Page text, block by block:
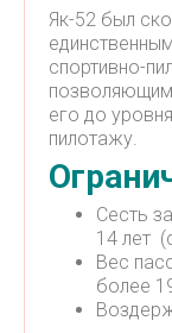
Як-52 был
спортивно-
позволяющим
его до
пилотажу.
Сесть
14 лет
Вес
более